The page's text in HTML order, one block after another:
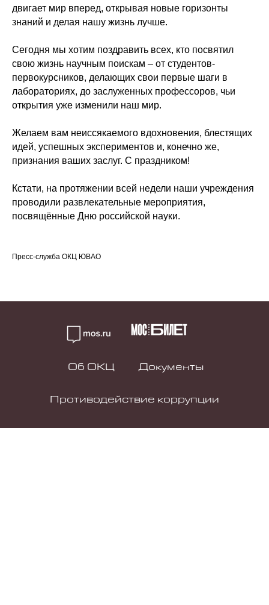
двигает мир вперед, открывая новые горизонты
знаний и делая нашу жизнь лучше.
Сегодня мы хотим поздравить всех, кто посвятил
свою жизнь научным поискам – от студентов-
первокурсников, делающих свои первые шаги в
лабораториях, до заслуженных профессоров, чьи
открытия уже изменили наш мир.
Желаем вам неиссякаемого вдохновения, блестящих
идей, успешных экспериментов и, конечно же,
признания ваших заслуг. С праздником!
Кстати, на протяжении всей недели наши учреждения
проводили развлекательные мероприятия,
посвящённые Дню российской науки.
Пресс-служба ОКЦ ЮВАО
Об ОКЦ Документы
Противодействие коррупции